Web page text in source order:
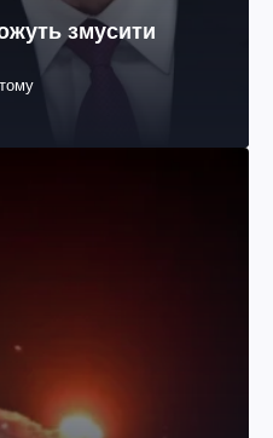
змусити